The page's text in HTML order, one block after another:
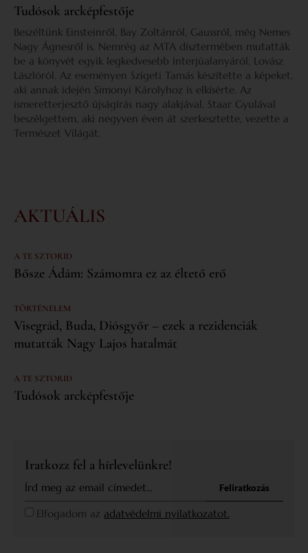
Tudósok arcképfestője
Beszéltünk Einsteinről, Bay Zoltánról, Gaussról, még Nemes
Nagy Ágnesről is. Nemrég az MTA dísztermében mutatták
be a könyvét egyik legkedvesebb interjúalanyáról, Lovász
Lászlóról. Az eseményen Szigeti Tamás készítette a képeket,
aki annak idején Simonyi Károlyhoz is elkísérte. Az
ismeretterjesztő újságírás nagy alakjával, Staar Gyulával
beszélgettem, aki negyven éven át szerkesztette, vezette a
Természet Világát.
AKTUÁLIS
A TE SZTORID
Bősze Ádám: Számomra ez az éltető erő
TÖRTÉNELEM
Visegrád, Buda, Diósgyőr – ezek a rezidenciák
mutatták Nagy Lajos hatalmát
A TE SZTORID
Tudósok arcképfestője
Iratkozz fel a hírlevelünkre!
Elfogadom az adatvédelmi nyilatkozatot.
Feliratkozás